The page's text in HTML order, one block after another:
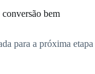
bem
para a próxima etapa